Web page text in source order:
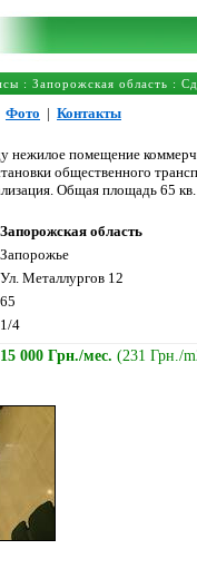
: Запорожская область :
Фото | Контакты
нежилое помещение
общественного
Общая площадь 65 кв.
Запорожская область
Запорожье
Ул. Металлургов 12
65
1/4
15 000 Грн./мес. (231 Грн./